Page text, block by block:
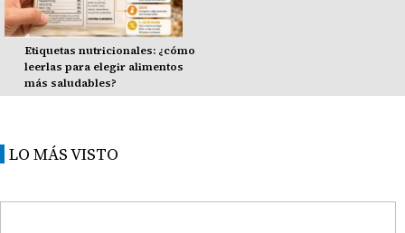
Etiquetas nutricionales: ¿cómo
leerlas para elegir alimentos
más saludables?
LO MÁS VISTO